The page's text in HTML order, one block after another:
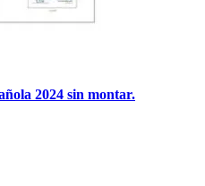
2024 sin montar.